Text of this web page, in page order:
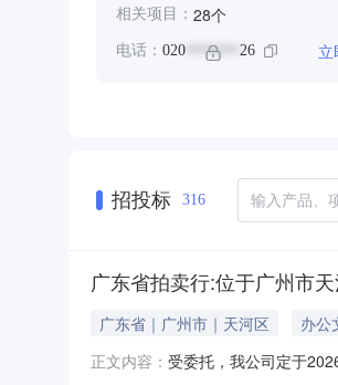
相关项目： 28个
电话： 020 ******* 26 立
招投标 316
广东省拍卖行:位于广州市
广东省｜广州市｜天河区 办公
正文内容： 受委托，我公司定于